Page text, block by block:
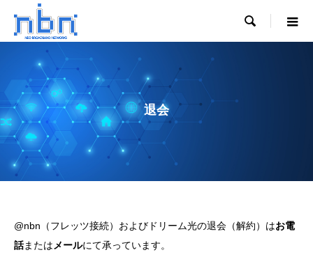

退会
@nbn（フレッツ接続）およびドリーム光の退会（解約）はお電
話または メールにて承っています。